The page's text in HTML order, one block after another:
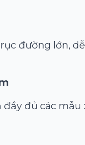
đường lớn,
đủ các